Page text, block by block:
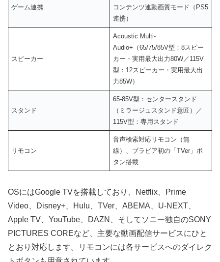
ゲーム連携
コンテンツ連動画質モード（PS5
連携）
スピーカー
Acoustic Multi-
Audio+（65/75/85V型：8スピー
カー・実用最大出力80W／115V
型：12スピーカー・実用最大出
力85W）
スタンド
65-85V型：センタースタンド
（ミラージュスタンド意匠）／
115V型：専用スタンド
リモコン
音声検索対応リモコン（無
線）、ブラビア初の「TVer」ボ
タン搭載
OSにはGoogle TVを搭載しており、Netflix、Prime
Video、Disney+、Hulu、TVer、ABEMA、U-NEXT、
Apple TV、YouTube、DAZN、そしてソニー独自のSONY
PICTURES COREなど、主要な動画配信サービスにひと
とおり対応します。リモコンには各サービスへのダイレク